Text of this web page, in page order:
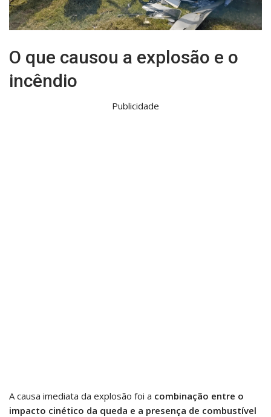
O que causou a explosão e o
incêndio
Publicidade
A causa imediata da explosão foi a combinação entre o
impacto cinético da queda e a presença de combustível